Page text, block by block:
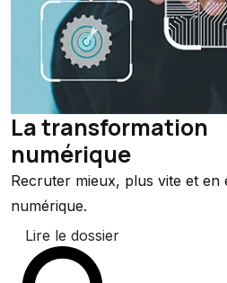
La transformation
numérique
Recruter mieux, plus vite et en
numérique.
Lire le dossier